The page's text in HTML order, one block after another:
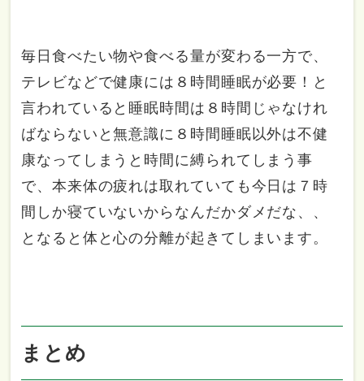
毎日食べたい物や食べる量が変わる一方で、
テレビなどで健康には８時間睡眠が必要！と
言われていると睡眠時間は８時間じゃなけれ
ばならないと無意識に８時間睡眠以外は不健
康なってしまうと時間に縛られてしまう事
で、本来体の疲れは取れていても今日は７時
間しか寝ていないからなんだかダメだな、、
となると体と心の分離が起きてしまいます。
まとめ